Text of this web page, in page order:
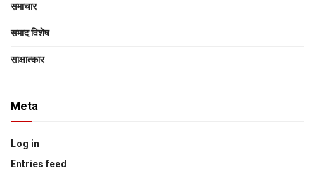
समाचार
समाद विशेष
साक्षात्‍कार
Meta
Log in
Entries feed